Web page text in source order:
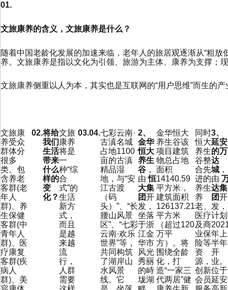
01.
文旅康养的含义，文旅康养是什么？
随着中国老龄化发展的加速来临，老年人的旅居观逐渐从“粗
养。文旅康养是指以文化为引领、旅游为主体、康养为支撑；
文旅康养侧重以人为本，其实也是互联网的“用户思维”而生的产
文旅康
养受众
群体分
很多
类。包
含养老
客群(老
年人
群)、养
生保健
客群(中
青年人
群)、医
疗康复
客群(疾
病人
群)、美
02.将给
我们
生活
带来
什么
样的
变
化？
文旅
康养
将是
一
种“综
合
式”的
生活
新方
式，
而且
是越
来越
流
行，
人群
需要
03.04.七彩云南·
古滇名城
占地1100
亩的古滇
精品湿
地，与“安
江古渡
（码
头）”、“长
腰山风景
区”、“七彩
云南·欢乐
世界”等，
共同构筑
了湖岸山
水风景
线。它
2、
金华
恒大
养生
谷 ，
由 恒
大集
团开
发，
坐落
于浙
江金
华市
风光
秀丽
的峙
垅湖
金华恒大
养生谷该
项目建筑
物总占地
面积
14140.59
平方米，
建筑面积
126137.21
平方米
（超过120
万平
方）。将
围绕全龄
化，打
造“一家三
代两居”健
同时
恒大
养生
谷整
合先
进的
养生
养
老、
医疗
及商
业保
险等
资
源，
创新
会员
3、
延安
的万
达
城 ，
由
达集
团开
发，
计划
年上
半年
开
业。
位于
延安